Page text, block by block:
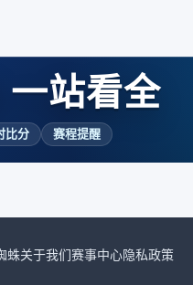
一站看全
比分 赛程提醒
蛛关于我们赛事中心隐私政策